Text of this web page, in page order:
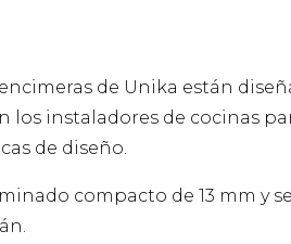
de Unika están
los instaladores de cocinas
de diseño.
compacto de 13 mm y